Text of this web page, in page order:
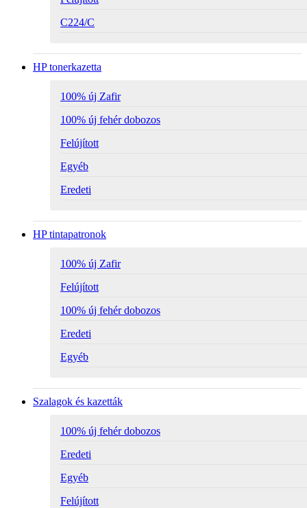
C224/C
HP tonerkazetta
100% új Zafir
100% új fehér dobozos
Felújított
Egyéb
Eredeti
HP tintapatronok
100% új Zafir
Felújított
100% új fehér dobozos
Eredeti
Egyéb
Szalagok és kazetták
100% új fehér dobozos
Eredeti
Egyéb
Felújított